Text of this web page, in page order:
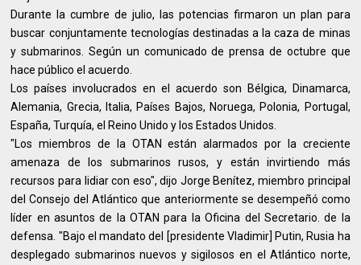
Durante la cumbre de julio, las potencias firmaron un plan para
buscar conjuntamente tecnologías destinadas a la caza de minas
y submarinos. Según un comunicado de prensa de octubre que
hace público el acuerdo.
Los países involucrados en el acuerdo son Bélgica, Dinamarca,
Alemania, Grecia, Italia, Países Bajos, Noruega, Polonia, Portugal,
España, Turquía, el Reino Unido y los Estados Unidos.
"Los miembros de la OTAN están alarmados por la creciente
amenaza de los submarinos rusos, y están invirtiendo más
recursos para lidiar con eso", dijo Jorge Benítez, miembro principal
del Consejo del Atlántico que anteriormente se desempeñó como
líder en asuntos de la OTAN para la Oficina del Secretario. de la
defensa. "Bajo el mandato del [presidente Vladimir] Putin, Rusia ha
desplegado submarinos nuevos y sigilosos en el Atlántico norte,